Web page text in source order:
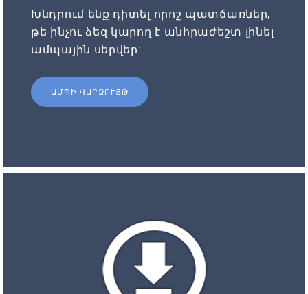
Խնդրում ենք դիտել որոշ պատճառներ,
թե ինչու ձեզ կարող է անհրաժեշտ լինել
ամպային սերվեր:
ԱՄՊԻ ՎԱՐՁՈՒՅԹ